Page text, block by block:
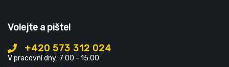
Volejte a pište!
+420 573 312 024
V pracovní dny: 7:00 - 15:00